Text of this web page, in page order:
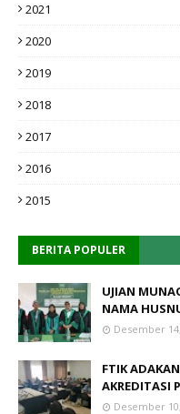
2021
2020
2019
2018
2017
2016
2015
BERITA POPULER
UJIAN
NAMA
Desember
FTIK
AKREDITASI
Desember